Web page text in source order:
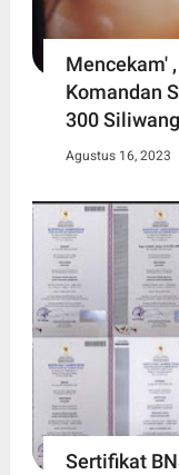
Mencekam'
Komandan
300
Agustus 16, 2023
Sertifikat